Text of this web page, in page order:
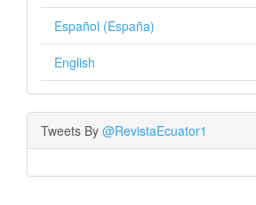
Español (España)
English
Tweets By @RevistaEcuator1